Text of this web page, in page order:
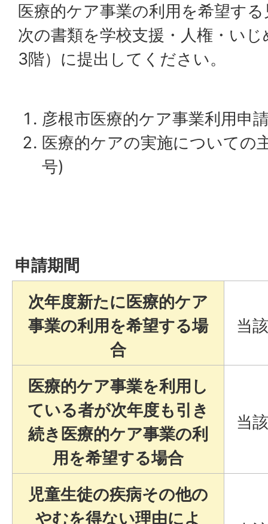
医療的ケア事業の利用を希望す
次の書類を学校支援・人権・い
3階）に提出してください。
彦根市医療的ケア事業利用申
医療的ケアの実施についての
号)
申請期間
次年度新たに医療的ケア
事業の利用を希望する場
合
当
医療的ケア事業を利用し
ている者が次年度も引き
続き医療的ケア事業の利
用を希望する場合
当
児童生徒の疾病その他の
やむを得ない理由によ